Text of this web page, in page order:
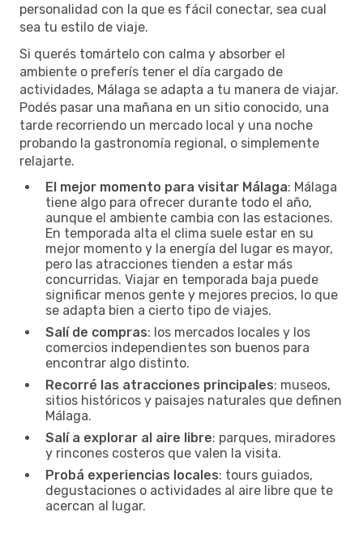
personalidad con la que es fácil conectar, sea cual
sea tu estilo de viaje.
Si querés tomártelo con calma y absorber el
ambiente o preferís tener el día cargado de
actividades, Málaga se adapta a tu manera de viajar.
Podés pasar una mañana en un sitio conocido, una
tarde recorriendo un mercado local y una noche
probando la gastronomía regional, o simplemente
relajarte.
El mejor momento para visitar Málaga: Málaga
tiene algo para ofrecer durante todo el año,
aunque el ambiente cambia con las estaciones.
En temporada alta el clima suele estar en su
mejor momento y la energía del lugar es mayor,
pero las atracciones tienden a estar más
concurridas. Viajar en temporada baja puede
significar menos gente y mejores precios, lo que
se adapta bien a cierto tipo de viajes.
Salí de compras: los mercados locales y los
comercios independientes son buenos para
encontrar algo distinto.
Recorré las atracciones principales: museos,
sitios históricos y paisajes naturales que definen
Málaga.
Salí a explorar al aire libre: parques, miradores
y rincones costeros que valen la visita.
Probá experiencias locales: tours guiados,
degustaciones o actividades al aire libre que te
acercan al lugar.